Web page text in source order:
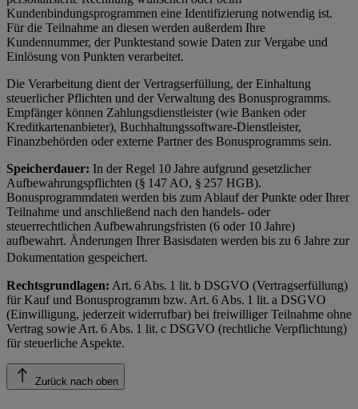
Kundenbindungsprogrammen eine Identifizierung notwendig ist.
Für die Teilnahme an diesen werden außerdem Ihre
Kundennummer, der Punktestand sowie Daten zur Vergabe und
Einlösung von Punkten verarbeitet.
Die Verarbeitung dient der Vertragserfüllung, der Einhaltung
steuerlicher Pflichten und der Verwaltung des Bonusprogramms.
Empfänger können Zahlungsdienstleister (wie Banken oder
Kreditkartenanbieter), Buchhaltungssoftware-Dienstleister,
Finanzbehörden oder externe Partner des Bonusprogramms sein.
Speicherdauer: In der Regel 10 Jahre aufgrund gesetzlicher
Aufbewahrungspflichten (§ 147 AO, § 257 HGB).
Bonusprogrammdaten werden bis zum Ablauf der Punkte oder Ihrer
Teilnahme und anschließend nach den handels- oder
steuerrechtlichen Aufbewahrungsfristen (6 oder 10 Jahre)
aufbewahrt. Änderungen Ihrer Basisdaten werden bis zu 6 Jahre zur
Dokumentation gespeichert.
Rechtsgrundlagen: Art. 6 Abs. 1 lit. b DSGVO (Vertragserfüllung)
für Kauf und Bonusprogramm bzw. Art. 6 Abs. 1 lit. a DSGVO
(Einwilligung, jederzeit widerrufbar) bei freiwilliger Teilnahme ohne
Vertrag sowie Art. 6 Abs. 1 lit. c DSGVO (rechtliche Verpflichtung)
für steuerliche Aspekte.
Zurück nach oben